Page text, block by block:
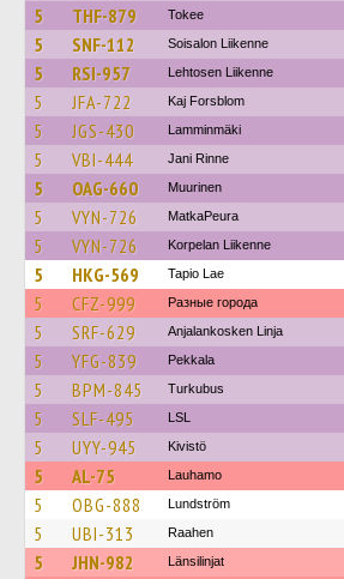
5 THF-879 Tokee
5 SNF-112 Soisalon Liikenne
5 RSI-957 Lehtosen Liikenne
5 JFA-722 Kaj Forsblom
5 JGS-430 Lamminmäki
5 VBI-444 Jani Rinne
5 OAG-660 Muurinen
5 VYN-726 MatkaPeura
5 VYN-726 Korpelan Liikenne
5 HKG-569 Tapio Lae
5 CFZ-999 Разные города
5 SRF-629 Anjalankosken Linja
5 YFG-839 Pekkala
5 BPM-845 Turkubus
5 SLF-495 LSL
5 UYY-945 Kivistö
5 AL-75 Lauhamo
5 OBG-888 Lundström
5 UBI-313 Raahen
5 JHN-982 Länsilinjat